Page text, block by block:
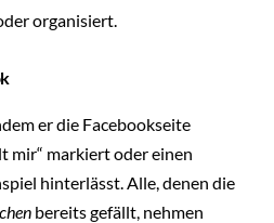
organisiert.
er die Facebookseite
mir“ markiert oder einen
hinterlässt. Alle, denen die
bereits gefällt, nehmen